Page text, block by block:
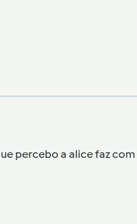
percebo a alice faz